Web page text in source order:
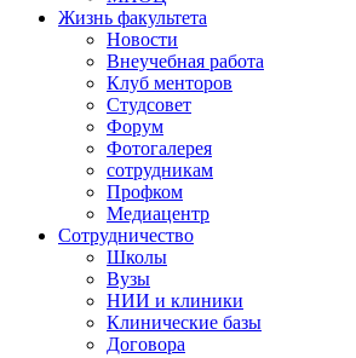
Жизнь факультета
Новости
Внеучебная работа
Клуб менторов
Студсовет
Форум
Фотогалерея
сотрудникам
Профком
Медиацентр
Сотрудничество
Школы
Вузы
НИИ и клиники
Клинические базы
Договора